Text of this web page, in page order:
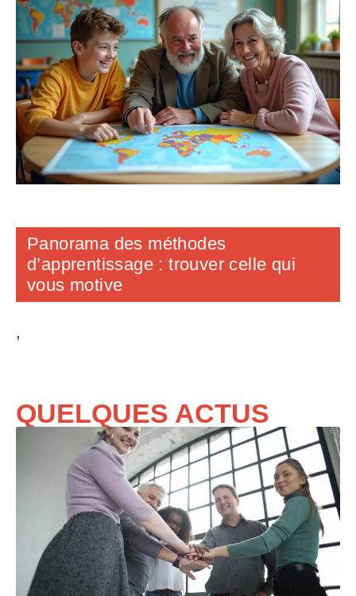
Panorama des méthodes
d’apprentissage : trouver celle qui
vous motive
,
QUELQUES ACTUS